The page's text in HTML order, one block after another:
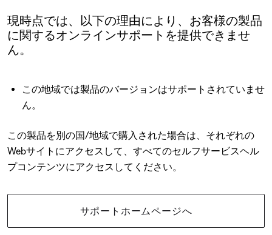
現時点では、以下の理由により、お客様の製品
に関するオンラインサポートを提供できませ
ん。
この地域では製品のバージョンはサポートされていませ
ん。
この製品を別の国/地域で購入された場合は、それぞれの
Webサイトにアクセスして、すべてのセルフサービスヘル
プコンテンツにアクセスしてください。
サポートホームページへ